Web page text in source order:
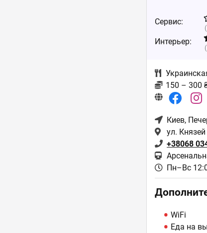
Сервис:
Интерьер:
150 – 300
Киев,
ул.
+38068
Пн–Вс
WiFi
Еда на